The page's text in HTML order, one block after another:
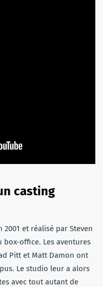
casting
2001 et réalisé par Steven
office. Les aventures
Pitt et Matt Damon ont
Le studio leur a alors
avec tout autant de